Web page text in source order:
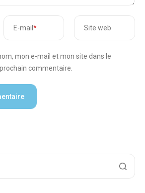
E-mail * Site web
mon e-mail et mon site dans le
commentaire.